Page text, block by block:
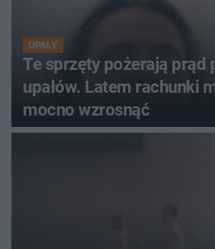
UPAŁY
Te sprzęty pożerają prąd
upałów. Latem rachunki
mocno wzrosnąć